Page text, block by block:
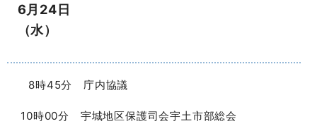
6月24日
（水）
8時45分 庁内協議
10時00分 宇城地区保護司会宇土市部総会